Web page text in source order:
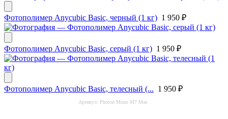
Фотополимер Anycubic Basic, черный (1 кг) 1 950 ₽
Фотополимер Anycubic Basic, серый (1 кг) 1 950 ₽
Фотополимер Anycubic Basic, телесный (... 1 950 ₽
Артикул: Photon Mono M7 Max